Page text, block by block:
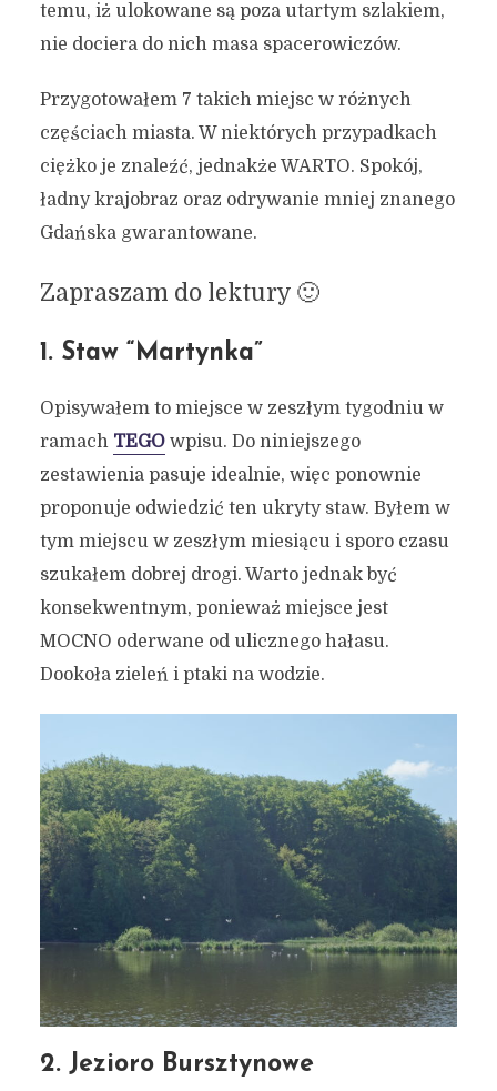
temu, iż ulokowane są poza utartym szlakiem,
nie dociera do nich masa spacerowiczów.
Przygotowałem 7 takich miejsc w różnych
częściach miasta. W niektórych przypadkach
ciężko je znaleźć, jednakże WARTO. Spokój,
ładny krajobraz oraz odrywanie mniej znanego
Gdańska gwarantowane.
Zapraszam do lektury 🙂
1. Staw “Martynka”
Opisywałem to miejsce w zeszłym tygodniu w
ramach TEGOwpisu. Do niniejszego
zestawienia pasuje idealnie, więc ponownie
proponuje odwiedzić ten ukryty staw. Byłem w
tym miejscu w zeszłym miesiącu i sporo czasu
szukałem dobrej drogi. Warto jednak być
konsekwentnym, ponieważ miejsce jest
MOCNO oderwane od ulicznego hałasu.
Dookoła zieleń i ptaki na wodzie.
2. Jezioro Bursztynowe